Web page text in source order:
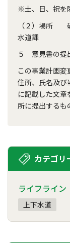
※土、日、祝を
（２）場所
水道課
５ 意見書の提
この事業計画変
住所、氏名及び
に記載した文
所に提出するも
カテゴリ
ライフライン
上下水道